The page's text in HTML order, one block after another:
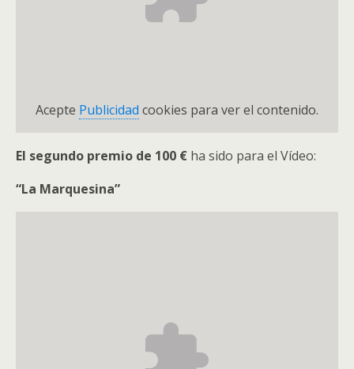
Acepte Publicidad cookies para ver el contenido.
El segundo premio de 100 € ha sido para el Vídeo:
“La Marquesina”